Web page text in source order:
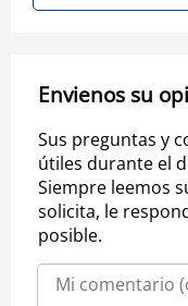
Envienos su
Sus preguntas y
útiles durante el
Siempre leemos
solicita, le
posible.